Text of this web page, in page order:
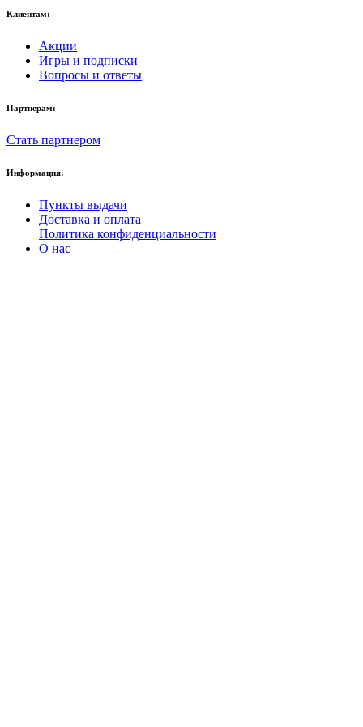
Клиентам:
Акции
Игры и подписки
Вопросы и ответы
Партнерам:
Стать партнером
Информация:
Пункты выдачи
Доставка и оплата
Политика конфиденциальности
О нас